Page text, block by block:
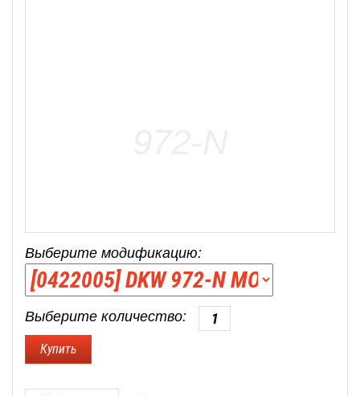
Выберите модификацию:
Выберите количество: